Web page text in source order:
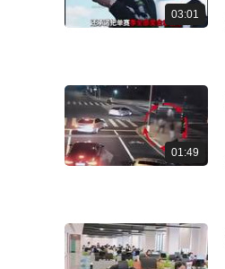
03:01
01:49